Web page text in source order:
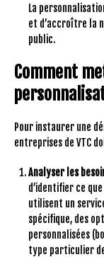
La
et d’accroître la
public.
Comment
Pour instaurer une
entreprises de VTC
Analyser les
d’identifier ce
utilisent un
spécifique, des
personnalisées
type particulier